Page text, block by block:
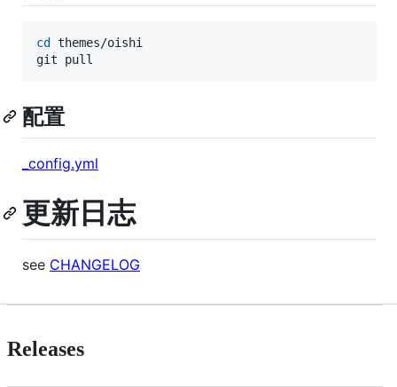
cd
themes/oishi
git pull
配置
_config.yml
更新日志
see CHANGELOG
Releases